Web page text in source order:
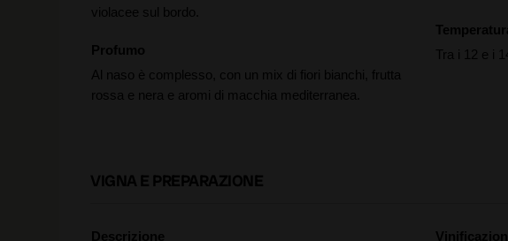
violacee sul bordo.
Profumo
Al naso è complesso, con un mix di fiori bianchi, frutta
rossa e nera e aromi di macchia mediterranea.
Tra i 12 e i
VIGNA E PREPARAZIONE
Descrizione